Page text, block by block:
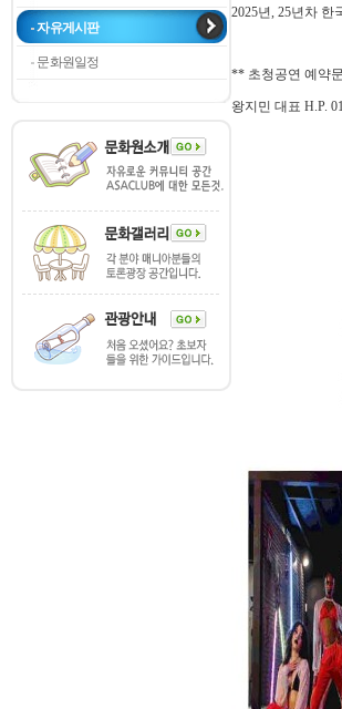
자유게시판
문화원일정
2025년, 25년차
** 초청공연 예약
왕지민 대표 H.P.